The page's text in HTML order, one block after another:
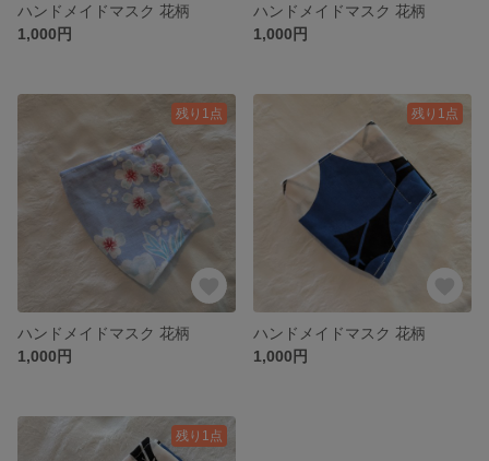
ハンドメイドマスク 花柄
1,000円
ハンドメイドマスク 花柄
1,000円
残り1点
ハンドメイドマスク 花柄
1,000円
残り1点
ハンドメイドマスク 花柄
1,000円
残り1点